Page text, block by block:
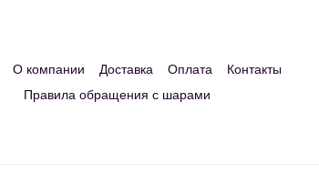
О компании Доставка Оплата
Контакты
Правила обращения с шарами